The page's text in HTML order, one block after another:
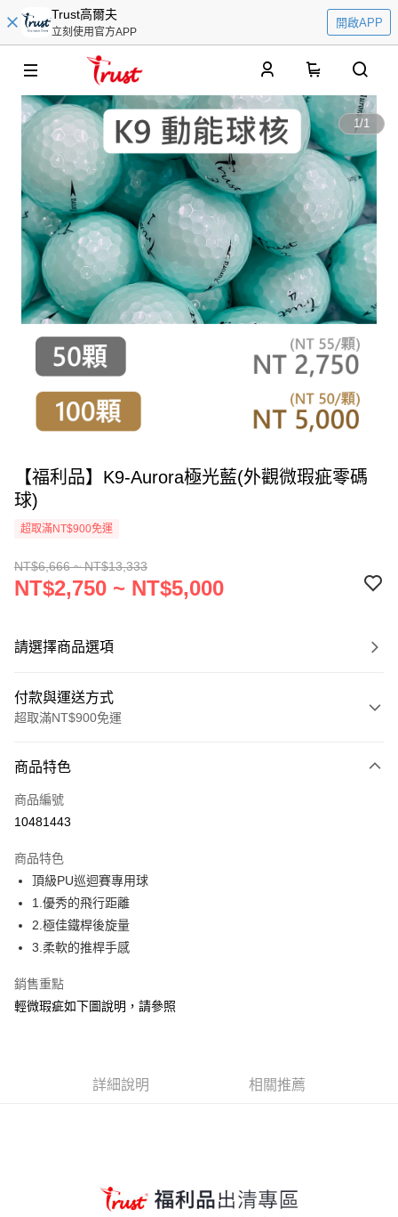
Trust高爾夫
立刻使用官方APP
開啟APP
1/1
【福利品】K9-Aurora極光藍(外觀微瑕疵零碼
球)
超取滿NT$900免運
NT$6,666 ~ NT$13,333
NT$2,750 ~ NT$5,000
請選擇商品選項
付款與運送方式
超取滿NT$900免運
信用卡一次付款
超商取貨付款
街口支付
悠遊付
AFTEE先享後付
【關於「AFTEE先享後付」】
AFTEE先享後付是「在收到商品之後才付款」的支付方式。 讓您購物簡單
便利好安心！
※ 請注意：結帳手續完成當下不需立刻繳費，但若您需要取消訂單，請聯絡
購買商品的店家。未經商家同意取消之訂單仍視為有效，需透過AFTEE先享
ATM付款
每筆NT$150，滿NT$900(含以上)免運費
商品特色
商品編號
10481443
商品特色
頂級PU巡迴賽專用球
1.優秀的飛行距離
2.極佳鐵桿後旋量
3.柔軟的推桿手感
銷售重點
輕微瑕疵如下圖說明，請參照
詳細說明 相關推薦